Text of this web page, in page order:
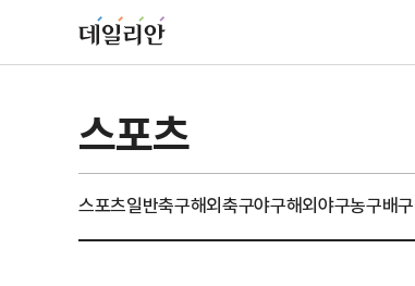
스포츠
스포츠일반축구해외축구야구해외야구농구배구